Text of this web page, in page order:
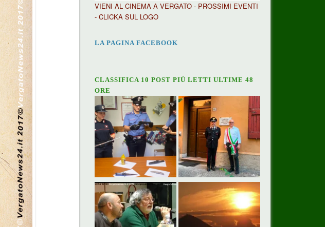
VIENI AL CINEMA A VERGATO - PROSSIMI EVENTI
- CLICKA SUL LOGO
LA PAGINA FACEBOOK
CLASSIFICA 10 POST PIÙ LETTI ULTIME 48
ORE